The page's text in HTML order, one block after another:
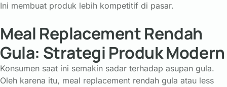
Ini membuat produk lebih kompetitif di pasar.
Meal Replacement Rendah
Gula: Strategi Produk Modern
Konsumen saat ini semakin sadar terhadap asupan gula.
Oleh karena itu, meal replacement rendah gula atau less